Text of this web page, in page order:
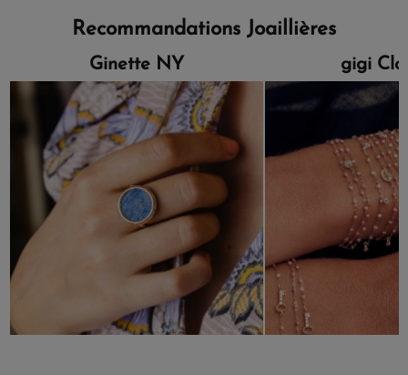
Recommandations Joaillières
Ginette NY gigi